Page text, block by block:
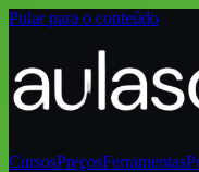
Pular para o conteúdo
CursosPreçosFerramentas